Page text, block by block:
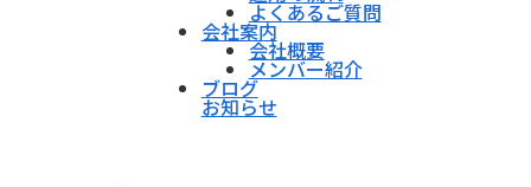
よくあるご質問
会社案内
会社概要
メンバー紹介
ブログ
お知らせ